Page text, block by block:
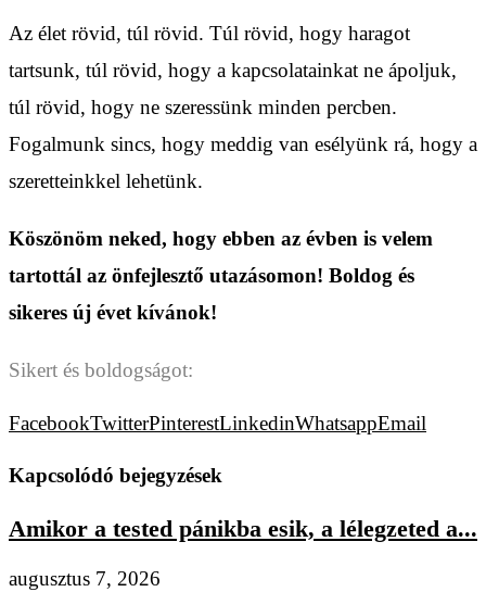
Az élet rövid, túl rövid. Túl rövid, hogy haragot
tartsunk, túl rövid, hogy a kapcsolatainkat ne ápoljuk,
túl rövid, hogy ne szeressünk minden percben.
Fogalmunk sincs, hogy meddig van esélyünk rá, hogy a
szeretteinkkel lehetünk.
Köszönöm neked, hogy ebben az évben is velem
tartottál az önfejlesztő utazásomon! Boldog és
sikeres új évet kívánok!
Sikert és boldogságot:
FacebookTwitterPinterestLinkedinWhatsappEmail
Kapcsolódó bejegyzések
Amikor a tested pánikba esik, a lélegzeted a...
augusztus 7, 2026